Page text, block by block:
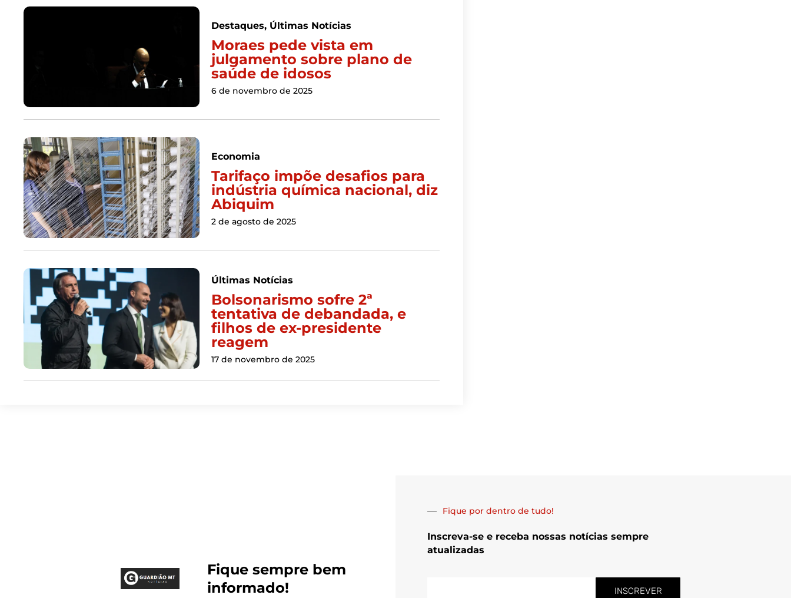
Destaques, Últimas Notícias
Moraes pede vista em
julgamento sobre plano de
saúde de idosos
6 de novembro de 2025
Economia
Tarifaço impõe desafios para
indústria química nacional, diz
Abiquim
2 de agosto de 2025
Últimas Notícias
Bolsonarismo sofre 2ª
tentativa de debandada, e
filhos de ex-presidente
reagem
17 de novembro de 2025
Fique sempre bem
informado!
Fique por dentro de tudo!
Inscreva-se e receba nossas notícias sempre
atualizadas
INSCREVER